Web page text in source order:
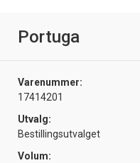
Portuga
Varenummer:
17414201
Utvalg:
Bestillingsutvalget
Volum: